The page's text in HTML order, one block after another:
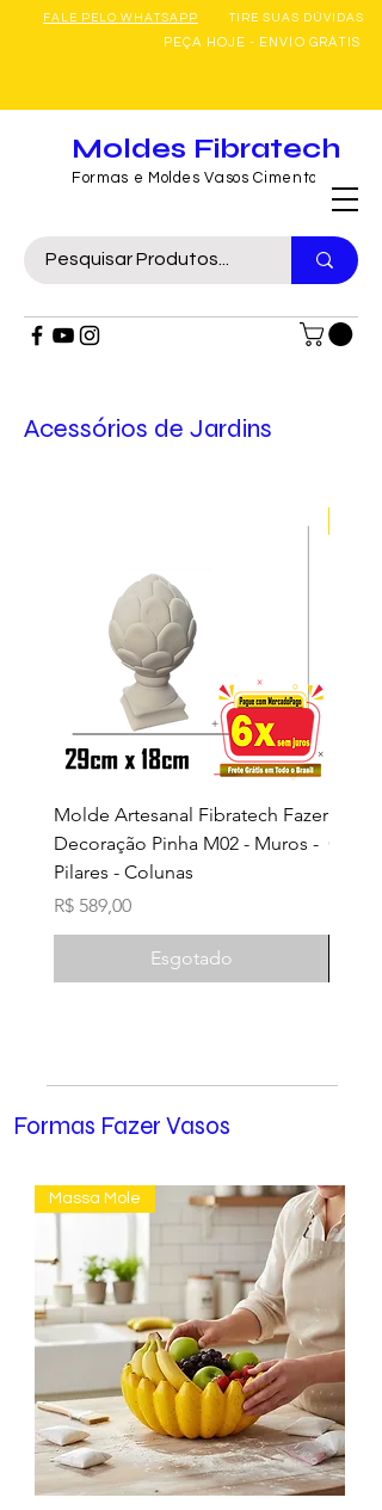
FALE PELO WHATSAPP TIRE SUAS DÚVIDAS
PEÇA HOJE - ENVIO GRÁTIS
Formas e Moldes Vasos Cimento
Moldes Fibratech
Acessórios de Jardins
Molde Artesanal Fibratech Fazer
Decoração Pinha M02 - Muros -
Pilares - Colunas
Preço
R$ 589,00
Esgotado
Formas Fazer Vasos
Massa Mole